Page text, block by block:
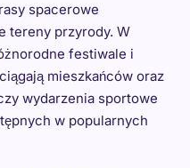
spacerowe
tereny przyrody. W
festiwale i
mieszkańców oraz
wydarzenia sportowe
w popularnych